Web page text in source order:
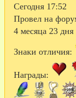
Сегодня 17:52
Провел на
4 месяца 23 дня
Знаки отличия:
Награды: